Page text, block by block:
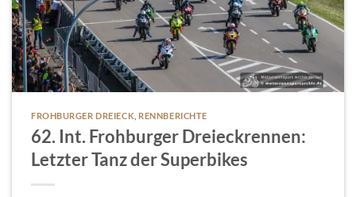
FROHBURGER DREIECK RENNBERICHTE
62. Int. Frohburger Dreieckrennen:
Letzter Tanz der Superbikes